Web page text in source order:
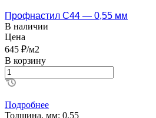
Профнастил С44 — 0,55 мм
В наличии
Цена
645 ₽/м2
В корзину
Подробнее
Толщина, мм: 0.55